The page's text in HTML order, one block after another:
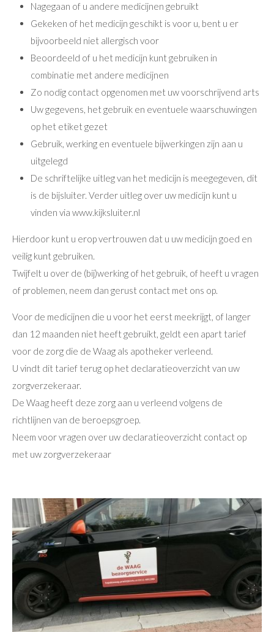
Nagegaan of u andere medicijnen gebruikt
Gekeken of het medicijn geschikt is voor u, bent u er
bijvoorbeeld niet allergisch voor
Beoordeeld of u het medicijn kunt gebruiken in
combinatie met andere medicijnen
Zo nodig contact opgenomen met uw voorschrijvend arts
Uw gegevens, het gebruik en eventuele waarschuwingen
op het etiket gezet
Gebruik, werking en eventuele bijwerkingen zijn aan u
uitgelegd
De schriftelijke uitleg van het medicijn is meegegeven, dit
is de bijsluiter. Verder uitleg over uw medicijn kunt u
vinden via www.kijksluiter.nl
Hierdoor kunt u erop vertrouwen dat u uw medicijn goed en
veilig kunt gebruiken.
Twijfelt u over de (bij)werking of het gebruik, of heeft u vragen
of problemen, neem dan gerust contact met ons op.
Voor de medicijnen die u voor het eerst meekrijgt, of langer
dan 12 maanden niet heeft gebruikt, geldt een apart tarief
voor de zorg die de Waag als apotheker verleend.
U vindt dit tarief terug op het declaratieoverzicht van uw
zorgverzekeraar.
De Waag heeft deze zorg aan u verleend volgens de
richtlijnen van de beroepsgroep.
Neem voor vragen over uw declaratieoverzicht contact op
met uw zorgverzekeraar